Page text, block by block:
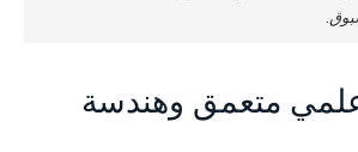
متعمق وهندسة